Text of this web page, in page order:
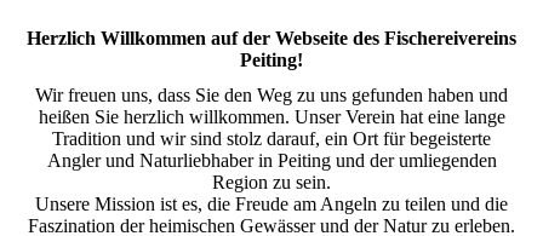
Herzlich Willkommen auf der Webseite des Fischereivereins
Peiting!
Wir freuen uns, dass Sie den Weg zu uns gefunden haben und
heißen Sie herzlich willkommen. Unser Verein hat eine lange
Tradition und wir sind stolz darauf, ein Ort für begeisterte
Angler und Naturliebhaber in Peiting und der umliegenden
Region zu sein.
Unsere Mission ist es, die Freude am Angeln zu teilen und die
Faszination der heimischen Gewässer und der Natur zu erleben.